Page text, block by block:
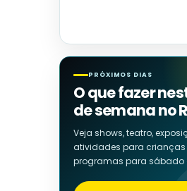
PRÓXIMOS DIAS
O que fazer
de semana no
Veja shows, teatro,
atividades para crianças
programas para sábado